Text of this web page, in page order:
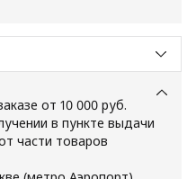
от 10 000 руб.
в пункте выдачи
части товаров